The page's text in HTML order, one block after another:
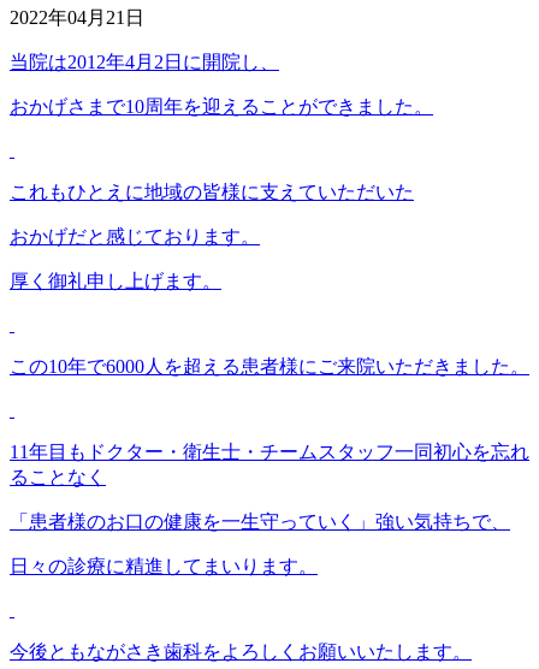
2022年04月21日
当院は2012年4月2日に開院し、
おかげさまで10周年を迎えることができました。
これもひとえに地域の皆様に支えていただいた
おかげだと感じております。
厚く御礼申し上げます。
この10年で6000人を超える患者様にご来院いただきました。
11年目もドクター・衛生士・チームスタッフ一同初心を忘れ
ることなく
「患者様のお口の健康を一生守っていく」強い気持ちで、
日々の診療に精進してまいります。
今後ともながさき歯科をよろしくお願いいたします。